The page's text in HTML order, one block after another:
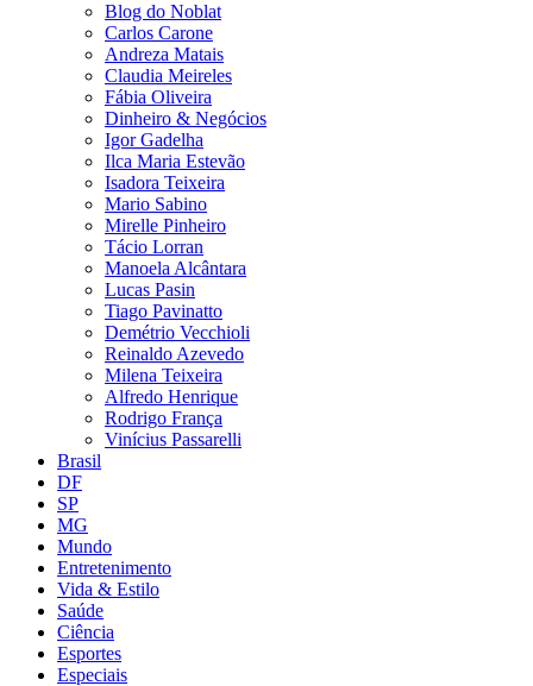
Blog do Noblat
Carlos Carone
Andreza Matais
Claudia Meireles
Fábia Oliveira
Dinheiro & Negócios
Igor Gadelha
Ilca Maria Estevão
Isadora Teixeira
Mario Sabino
Mirelle Pinheiro
Tácio Lorran
Manoela Alcântara
Lucas Pasin
Tiago Pavinatto
Demétrio Vecchioli
Reinaldo Azevedo
Milena Teixeira
Alfredo Henrique
Rodrigo França
Vinícius Passarelli
Brasil
DF
SP
MG
Mundo
Entretenimento
Vida & Estilo
Saúde
Ciência
Esportes
Especiais